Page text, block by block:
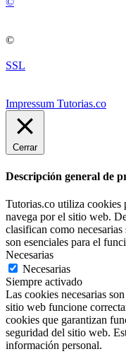
©
SSL
Impressum Tutorias.co
Cerrar
Descripción general de
Tutorias.co utiliza cookies
navega por el sitio web.
clasifican como
son esenciales para el
Necesarias
Necesarias
Siempre activado
Las cookies necesarias
sitio web funcione
cookies que garantizan
seguridad del sitio web.
información personal.